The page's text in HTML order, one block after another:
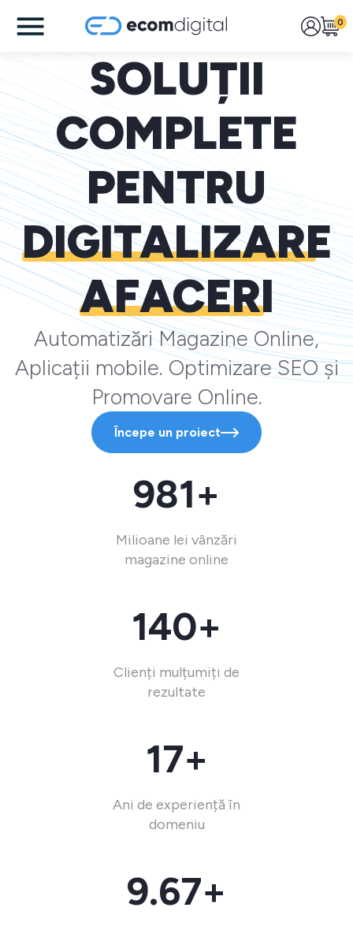
0
SOLUȚII
COMPLETE
PENTRU
DIGITALIZARE
AFACERI
Automatizări Magazine Online,
Aplicații mobile. Optimizare SEO și
Promovare Online.
Începe un proiect
981+
Milioane lei vânzări
magazine online
140+
Clienți mulțumiți de
rezultate
17+
Ani de experiență în
domeniu
9.67+